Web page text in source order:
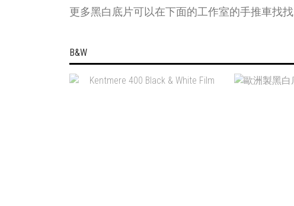
更多黑白底片可以在下面的工作室的手推車找找
B&W